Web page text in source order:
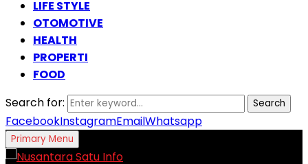
LIFE STYLE
OTOMOTIVE
HEALTH
PROPERTI
FOOD
Search for:
Search
FacebookInstagramEmailWhatsapp
Primary Menu